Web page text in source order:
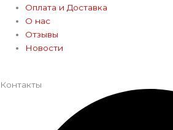
Оплата и Доставка
О нас
Отзывы
Новости
Контакты